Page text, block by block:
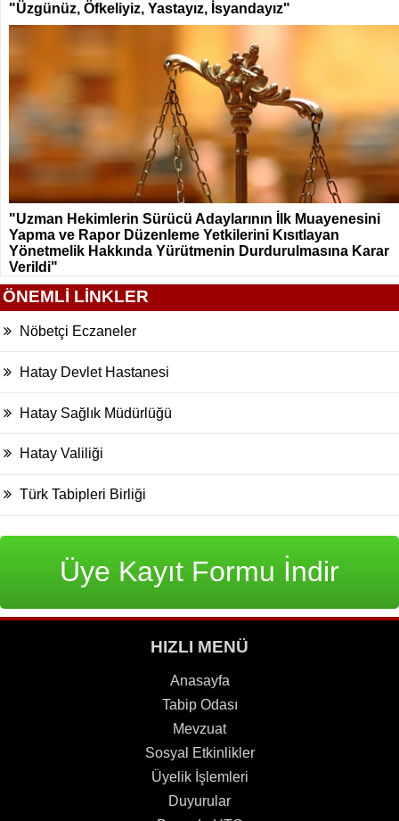
"Üzgünüz, Öfkeliyiz, Yastayız, İsyandayız"
"Uzman Hekimlerin Sürücü Adaylarının İlk Muayenesini
Yapma ve Rapor Düzenleme Yetkilerini Kısıtlayan
Yönetmelik Hakkında Yürütmenin Durdurulmasına Karar
Verildi"
ÖNEMLİ LİNKLER
Nöbetçi Eczaneler
Hatay Devlet Hastanesi
Hatay Sağlık Müdürlüğü
Hatay Valiliği
Türk Tabipleri Birliği
Üye Kayıt Formu İndir
HIZLI MENÜ
Anasayfa
Tabip Odası
Mevzuat
Sosyal Etkinlikler
Üyelik İşlemleri
Duyurular